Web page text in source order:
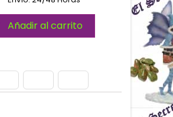
Añadir al carrito